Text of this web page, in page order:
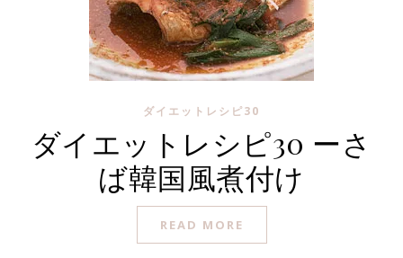
ダイエットレシピ30
ダイエットレシピ30 ーさ
ば韓国風煮付け
READ MORE